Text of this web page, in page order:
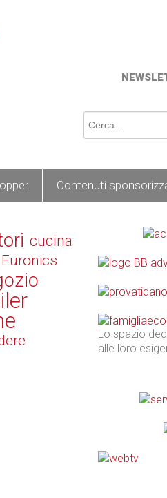
Contenuti
cucina
Euronics
Lo spazio
alle loro